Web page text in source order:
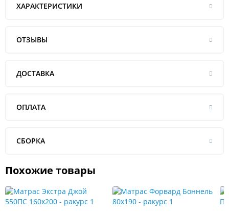
ХАРАКТЕРИСТИКИ
ОТЗЫВЫ
ДОСТАВКА
ОПЛАТА
СБОРКА
Похожие товары